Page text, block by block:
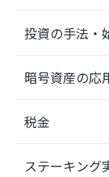
投資の手法・
暗号資産の応
税金
ステーキング